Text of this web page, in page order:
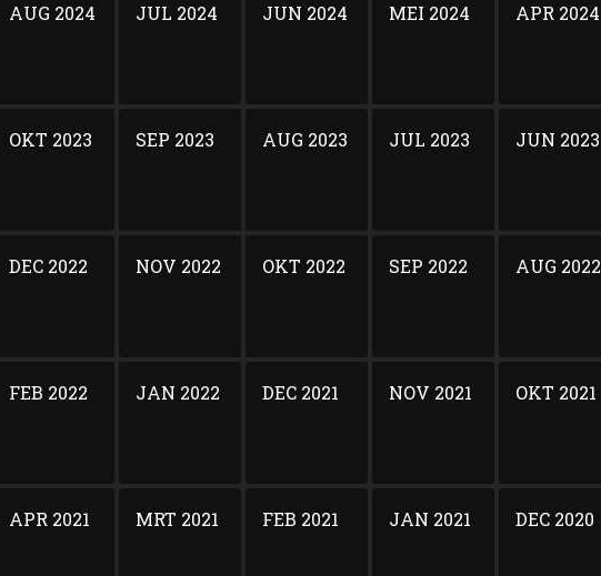
AUG 2024 JUL 2024 JUN 2024 MEI 2024 APR 2024
OKT 2023 SEP 2023 AUG 2023 JUL 2023 JUN 2023
DEC 2022 NOV 2022 OKT 2022 SEP 2022 AUG 2022
FEB 2022 JAN 2022 DEC 2021 NOV 2021 OKT 2021
APR 2021 MRT 2021 FEB 2021 JAN 2021 DEC 2020